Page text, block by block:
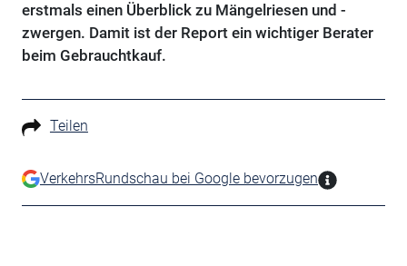
erstmals einen Überblick zu Mängelriesen und -
zwergen. Damit ist der Report ein wichtiger Berater
beim Gebrauchtkauf.
Teilen
VerkehrsRundschau bei Google bevorzugen